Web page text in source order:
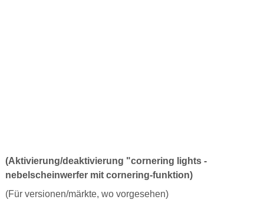
(Aktivierung/deaktivierung "cornering lights -
nebelscheinwerfer mit cornering-funktion)
(Für versionen/märkte, wo vorgesehen)